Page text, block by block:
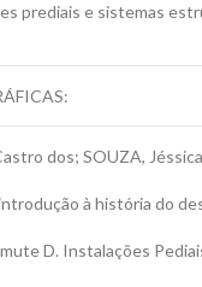
prediais e sistemas
dos; SOUZA,
à história do
D. Instalações